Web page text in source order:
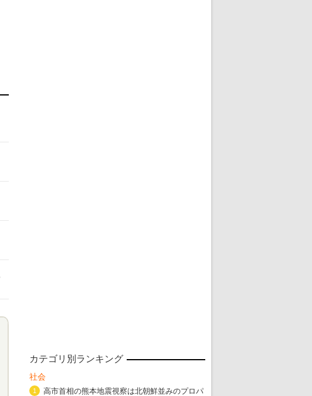
・ 五輪サッカー・久保建英が南アの陽性者に「僕らに損ではない
カテゴリ別ランキング
社会
1
高市首相の熊本地震視察は北朝鮮並みのプロパ